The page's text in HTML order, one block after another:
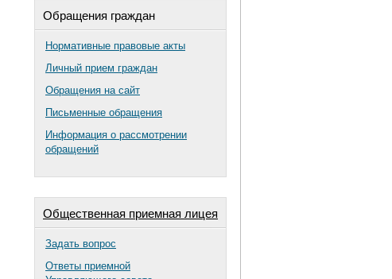
Обращения граждан
Нормативные правовые акты
Личный прием граждан
Обращения на сайт
Письменные обращения
Информация о рассмотрении
обращений
Общественная приемная лицея
Задать вопрос
Ответы приемной